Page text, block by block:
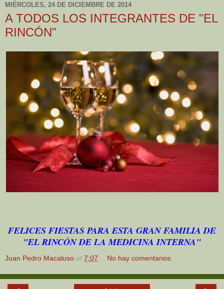
MIÉRCOLES, 24 DE DICIEMBRE DE 2014
A TODOS LOS INTEGRANTES DE "EL
RINCÓN"
FELICES FIESTAS PARA ESTA GRAN FAMILIA DE
"EL RINCÓN DE LA MEDICINA INTERNA"
Juan Pedro Macaluso at 7:07 No hay comentarios: